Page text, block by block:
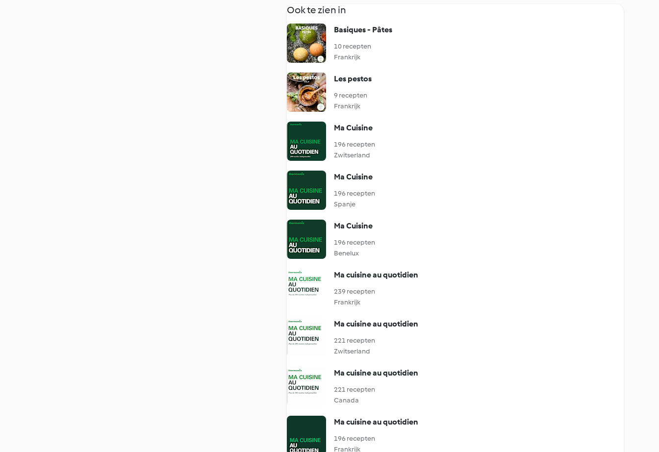
Ook te zien in
Basiques - Pâtes
10 recepten
Frankrijk
Les pestos
9 recepten
Frankrijk
Ma Cuisine
196 recepten
Zwitserland
Ma Cuisine
196 recepten
Spanje
Ma Cuisine
196 recepten
Benelux
Ma cuisine au quotidien
239 recepten
Frankrijk
Ma cuisine au quotidien
221 recepten
Zwitserland
Ma cuisine au quotidien
221 recepten
Canada
Ma cuisine au quotidien
196 recepten
Frankrijk